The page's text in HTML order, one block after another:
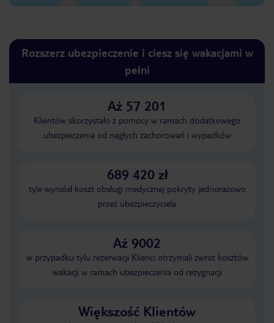
Rozszerz ubezpieczenie i ciesz się wakacjami w
pełni
Aż 57 201
Klientów skorzystało z pomocy w ramach dodatkowego
ubezpieczenia od nagłych zachorowań i wypadków
689 420 zł
tyle wyniósł koszt obsługi medycznej pokryty jednorazowo
przez ubezpieczyciela
Aż 9002
w przypadku tylu rezerwacji Klienci otrzymali zwrot kosztów
wakacji w ramach ubezpieczenia od rezygnacji
Większość Klientów